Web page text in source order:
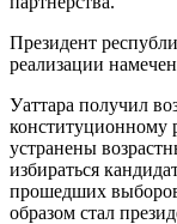
Президент
реализации
Уаттара получил
конституционному
устранены
избираться
прошедших
образом стал